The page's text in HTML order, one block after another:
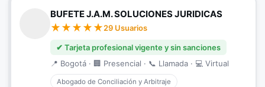
BUFETE J.A.M. SOLUCIONES JURIDICAS
29 Usuarios
✔ Tarjeta profesional vigente y sin sanciones
📍 Bogotá · 🏢 Presencial · 📞 Llamada · 💻 Virtual
Abogado de Conciliación y Arbitraje